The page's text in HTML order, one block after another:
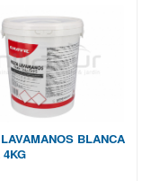
BLANCA
4KG